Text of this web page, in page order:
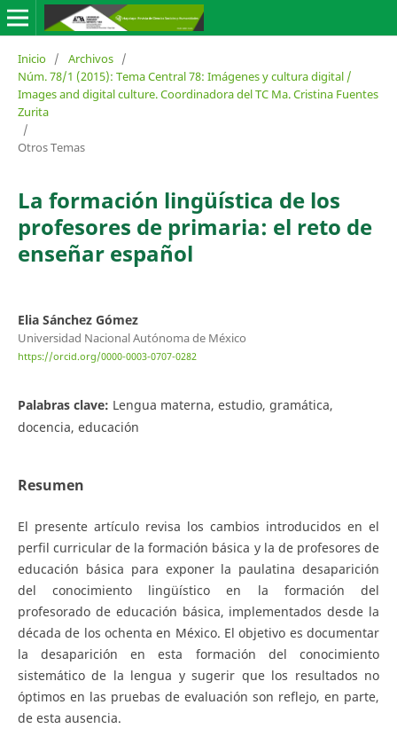
Inicio / Archivos /
Núm. 78/1 (2015): Tema Central 78: Imágenes y cultura digital /
Images and digital culture. Coordinadora del TC Ma. Cristina Fuentes
Zurita
/
Otros Temas
La formación lingüística de los
profesores de primaria: el reto de
enseñar español
Elia Sánchez Gómez
Universidad Nacional Autónoma de México
https://orcid.org/0000-0003-0707-0282
Palabras clave: Lengua materna, estudio, gramática,
docencia, educación
Resumen
El presente artículo revisa los cambios introducidos en el
perfil curricular de la formación básica y la de profesores de
educación básica para exponer la paulatina desaparición
del conocimiento lingüístico en la formación del
profesorado de educación básica, implementados desde la
década de los ochenta en México. El objetivo es documentar
la desaparición en esta formación del conocimiento
sistemático de la lengua y sugerir que los resultados no
óptimos en las pruebas de evaluación son reflejo, en parte,
de esta ausencia.